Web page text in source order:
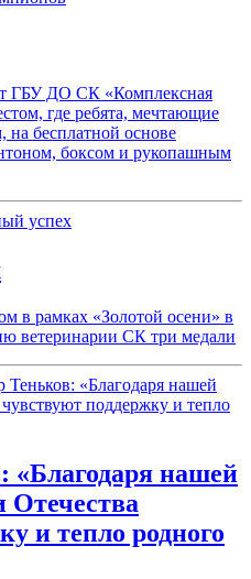
ГБУ ДО СК «Комплексная
где ребята, мечтающие
на бесплатной основе
боксом и рукопашным
в рамках «Золотой осени» в
ветеринарии СК три медали
«Благодаря нашей
и тепло родного